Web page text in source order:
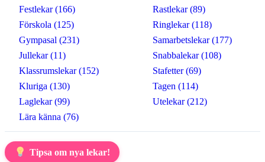
Festlekar (166)
Förskola (125)
Gympasal (231)
Jullekar (11)
Klassrumslekar (152)
Kluriga (130)
Laglekar (99)
Lära känna (76)
Rastlekar (89)
Ringlekar (118)
Samarbetslekar (177)
Snabbalekar (108)
Stafetter (69)
Tagen (114)
Utelekar (212)
Tipsa om nya lekar!